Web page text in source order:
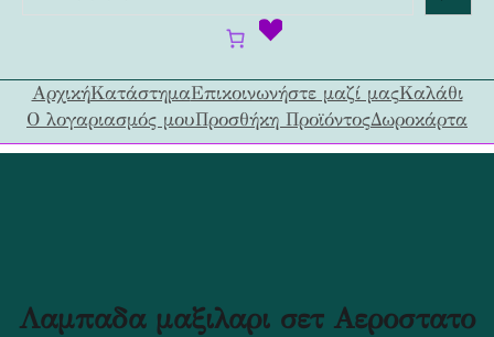
ή
τ
η
ΑρχικήΚατάστημαΕπικοινωνήστε μαζί μαςΚαλάθι
Ο λογαριασμός μουΠροσθήκη ΠροϊόντοςΔωροκάρτα
Λαμπαδα μαξιλαρι σετ Αεροστατο